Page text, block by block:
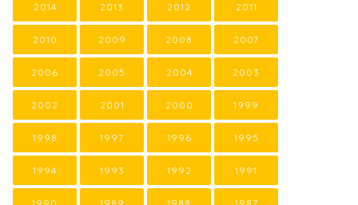
2014 2013 2012 2011
2010 2009 2008 2007
2006 2005 2004 2003
2002 2001 2000 1999
1998 1997 1996 1995
1994 1993 1992 1991